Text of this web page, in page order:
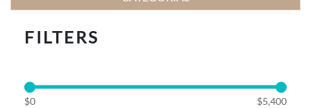
FILTERS
$0 $5,400